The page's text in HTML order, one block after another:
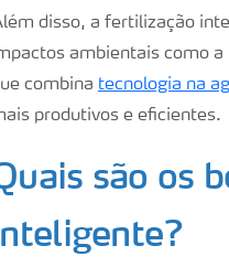
disso, a fertilização
ambientais como a
combina tecnologia na
produtivos e eficientes.
são os